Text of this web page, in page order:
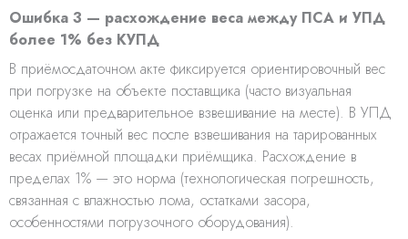
Ошибка 3 — расхождение веса между ПСА и УПД
более 1% без КУПД
В приёмосдаточном акте фиксируется ориентировочный вес
при погрузке на объекте поставщика (часто визуальная
оценка или предварительное взвешивание на месте). В УПД
отражается точный вес после взвешивания на тарированных
весах приёмной площадки приёмщика. Расхождение в
пределах 1% — это норма (технологическая погрешность,
связанная с влажностью лома, остатками засора,
особенностями погрузочного оборудования).